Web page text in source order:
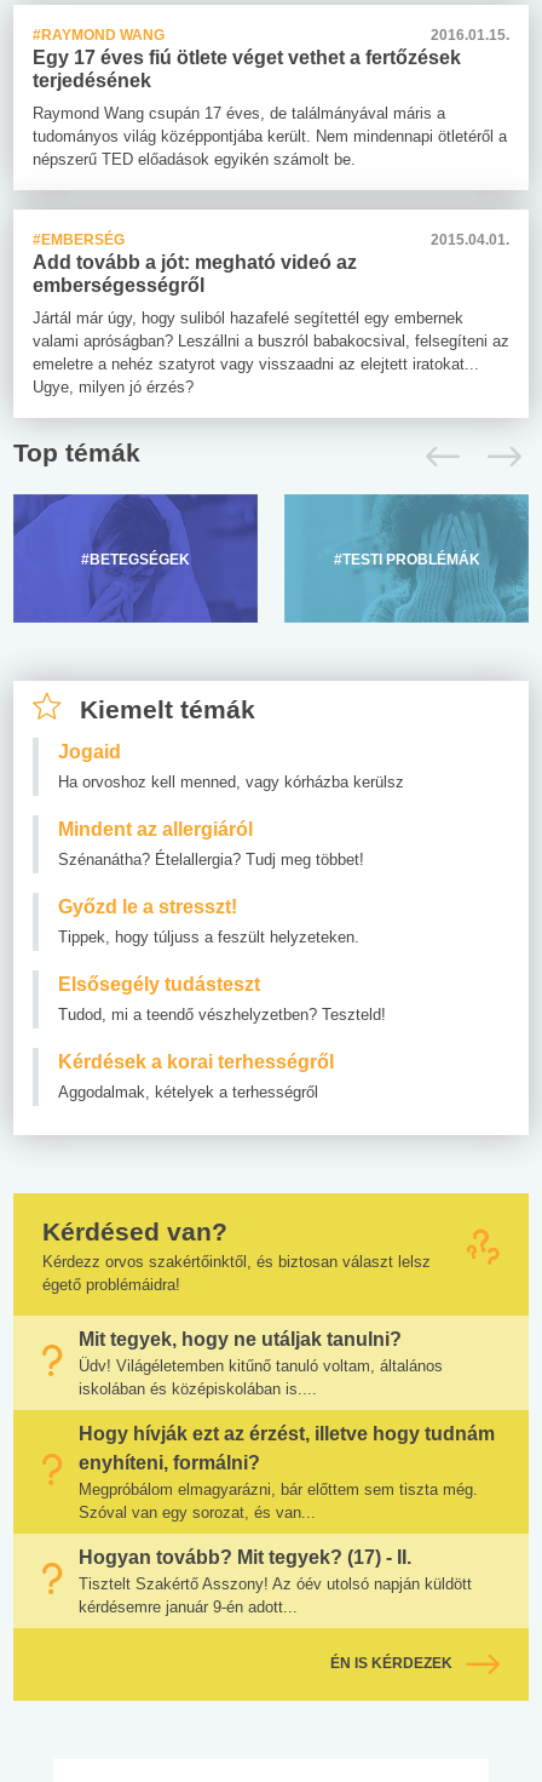
#RAYMOND WANG 2016.01.15.
Egy 17 éves fiú ötlete véget vethet a fertőzések
terjedésének
Raymond Wang csupán 17 éves, de találmányával máris a
tudományos világ középpontjába került. Nem mindennapi ötletéről a
népszerű TED előadások egyikén számolt be.
#EMBERSÉG 2015.04.01.
Add tovább a jót: megható videó az
emberségességről
Jártál már úgy, hogy suliból hazafelé segítettél egy embernek
valami apróságban? Leszállni a buszról babakocsival, felsegíteni az
emeletre a nehéz szatyrot vagy visszaadni az elejtett iratokat...
Ugye, milyen jó érzés?
Top témák
#BETEGSÉGEK #TESTI PROBLÉMÁK
Kiemelt témák
Jogaid
Ha orvoshoz kell menned, vagy kórházba kerülsz
Mindent az allergiáról
Szénanátha? Ételallergia? Tudj meg többet!
Győzd le a stresszt!
Tippek, hogy túljuss a feszült helyzeteken.
Elsősegély tudásteszt
Tudod, mi a teendő vészhelyzetben? Teszteld!
Kérdések a korai terhességről
Aggodalmak, kételyek a terhességről
Kérdésed van?
Kérdezz orvos szakértőinktől, és biztosan választ lelsz
égető problémáidra!
Mit tegyek, hogy ne utáljak tanulni?
Üdv! Világéletemben kitűnő tanuló voltam, általános
iskolában és középiskolában is....
Hogy hívják ezt az érzést, illetve hogy tudnám
enyhíteni, formálni?
Megpróbálom elmagyarázni, bár előttem sem tiszta még.
Szóval van egy sorozat, és van...
Hogyan tovább? Mit tegyek? (17) - II.
Tisztelt Szakértő Asszony! Az óév utolsó napján küldött
kérdésemre január 9-én adott...
ÉN IS KÉRDEZEK